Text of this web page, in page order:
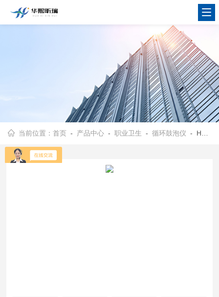
当前位置：首页 - 产品中心 -职业卫生 -循环鼓泡仪 - HX-GP1000循环鼓泡仪